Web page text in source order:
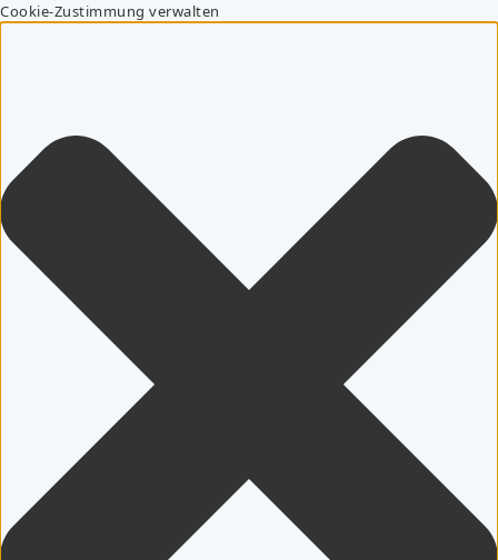
Cookie-Zustimmung verwalten